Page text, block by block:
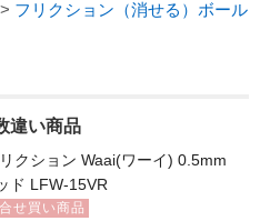
> フリクション（消せる）ボール
違い商品
クション Waai(ワーイ) 0.5mm
ド LFW-15VR
合せ買い商品